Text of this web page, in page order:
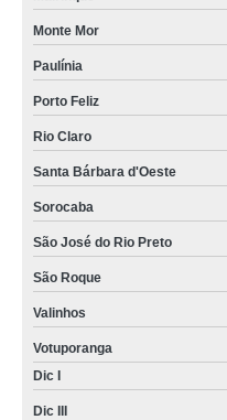
Monte Mor
Paulínia
Porto Feliz
Rio Claro
Santa Bárbara d'Oeste
Sorocaba
São José do Rio Preto
São Roque
Valinhos
Votuporanga
Dic I
Dic III